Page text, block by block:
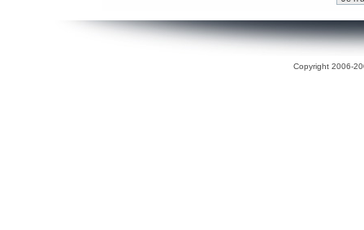
Copyright 2006-